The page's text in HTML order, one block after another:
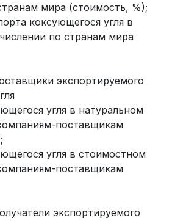
мира (стоимость, %);
коксующегося угля в
по странам мира
экспортируемого
угля в натуральном
поставщикам
угля в стоимостном
поставщикам
экспортируемого